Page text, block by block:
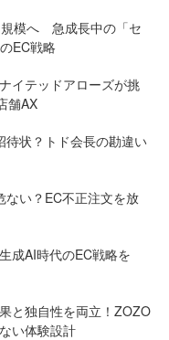
規模へ 急成長中の「セ
EC戦略
イテッドアローズが挑
舗AX
待状？トド会長の勘違い
ない？EC不正注文を放
成AI時代のEC戦略を
と独自性を両立！ZOZO
い体験設計